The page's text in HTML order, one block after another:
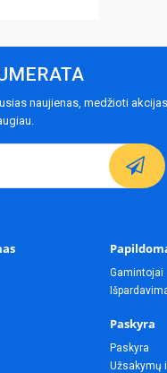
naujienas, medžioti
Gamintojai
Paskyra
Paskyra
Užsakymų